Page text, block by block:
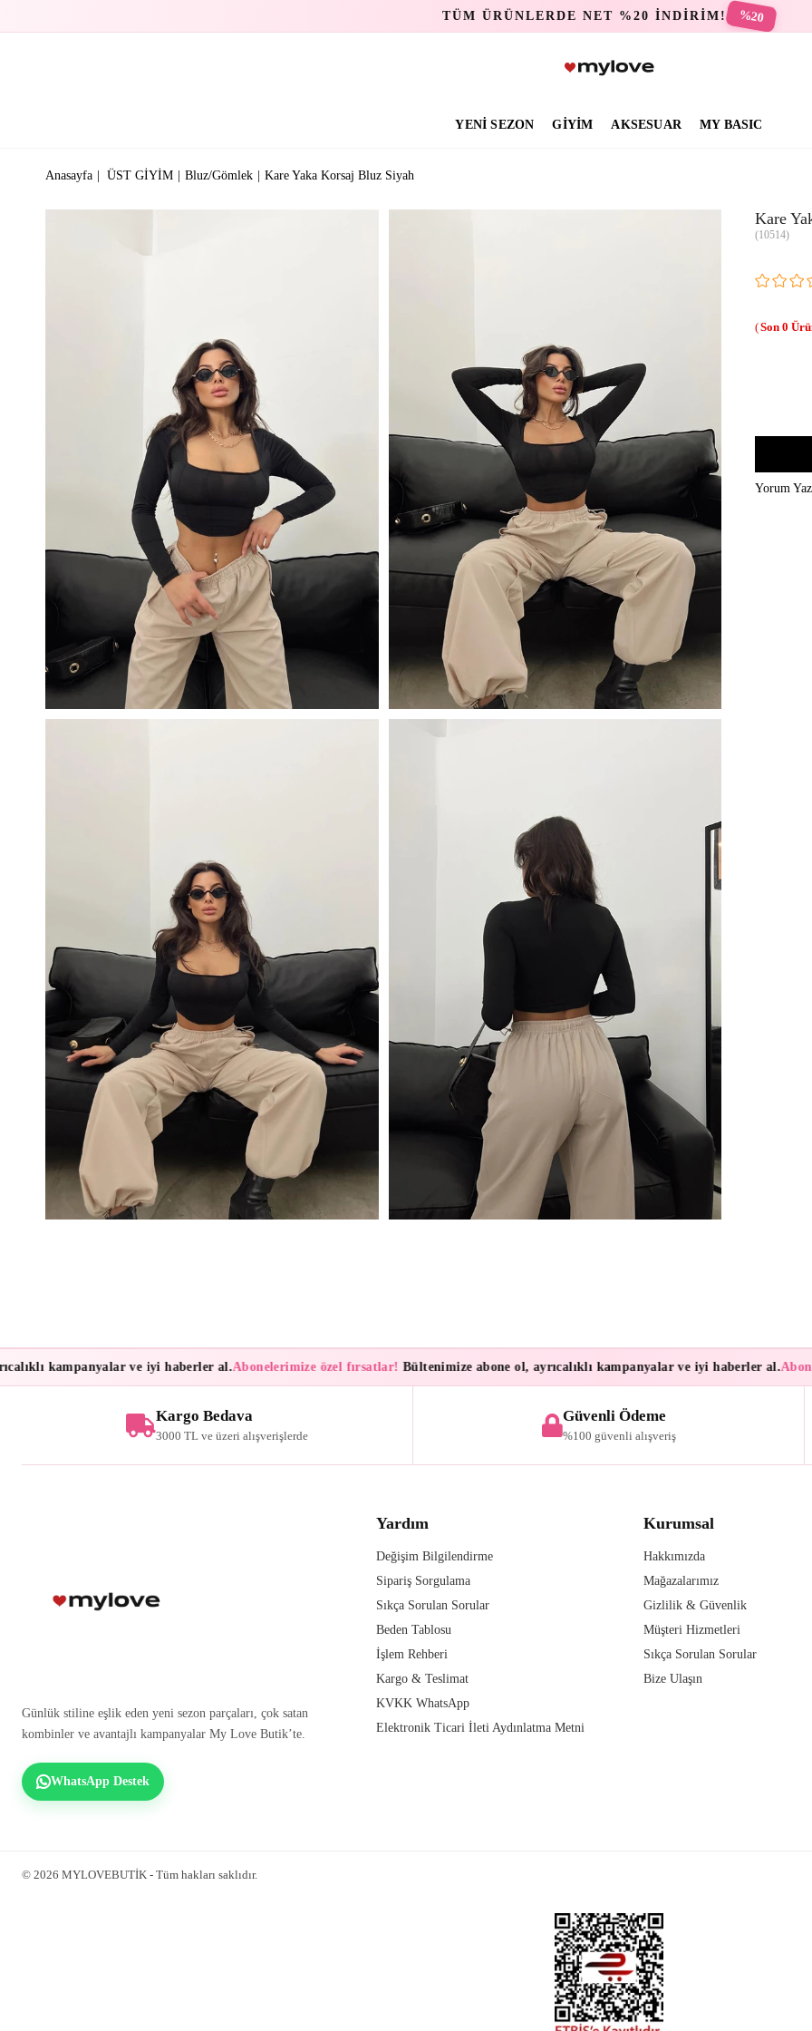
TÜM ÜRÜNLERDE NET %20 İNDİRİM! %20
YENİ SEZON GİYİM AKSESUAR MY BASIC
Anasayfa ÜST GİYİM Bluz/Gömlek Kare Yaka Korsaj Bluz Siyah
Kare
(10514)
0
Yorum Yaz
kampanyalar ve iyi haberler al.Abonelerimize özel fırsatlar!Bültenimize abone ol, ayrıcalıklı kampanyalar ve iyi haberler al.
Kargo Bedava
3000 TL ve üzeri alışverişlerde
Güvenli Ödeme
%100 güvenli alışveriş
Günlük stiline eşlik eden yeni sezon parçaları, çok satan
kombinler ve avantajlı kampanyalar My Love Butik’te.
WhatsApp Destek
Yardım
Değişim Bilgilendirme
Sipariş Sorgulama
Sıkça Sorulan Sorular
Beden Tablosu
İşlem Rehberi
Kargo & Teslimat
KVKK WhatsApp
Elektronik Ticari İleti Aydınlatma Metni
Kurumsal
Hakkımızda
Mağazalarımız
Gizlilik & Güvenlik
Müşteri Hizmetleri
Sıkça Sorulan Sorular
Bize Ulaşın
© 2026 MYLOVEBUTİK - Tüm hakları saklıdır.